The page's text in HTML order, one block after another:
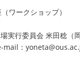
ワークショップ）
実行委員会 米田稔（
mail：